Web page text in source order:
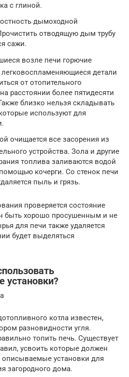
с глиной.
дымоходной
отводящую дым трубу
сажи.
возле печи горючие
детали
от отопительного
расстоянии более пятидесяти
близко нельзя складывать
используют для
очищается все засорения из
устройства. Зола и другие
топлива заливаются водой
кочерги. Со стенок печи
пыль и грязь.
проверяется состояние
быть хорошо просушенным и не
для печи также удаляется
будет выделяться
установки?
котла известен,
разновидности угля.
топить печь. Существует
усвоить которые должен
установки для
загородного дома.